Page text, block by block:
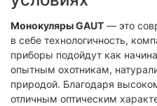
Монокуляры GAUT — это
в себе технологичность,
приборы подойдут как
опытным охотникам,
природой. Благодаря
отличным оптическим